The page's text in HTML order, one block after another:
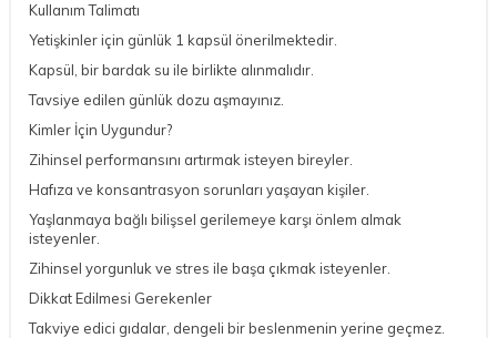
Kullanım Talimatı
Yetişkinler için günlük 1 kapsül önerilmektedir.
Kapsül, bir bardak su ile birlikte alınmalıdır.
Tavsiye edilen günlük dozu aşmayınız.
Kimler İçin Uygundur?
Zihinsel performansını artırmak isteyen bireyler.
Hafıza ve konsantrasyon sorunları yaşayan kişiler.
Yaşlanmaya bağlı bilişsel gerilemeye karşı önlem almak
isteyenler.
Zihinsel yorgunluk ve stres ile başa çıkmak isteyenler.
Dikkat Edilmesi Gerekenler
Takviye edici gıdalar, dengeli bir beslenmenin yerine geçmez.